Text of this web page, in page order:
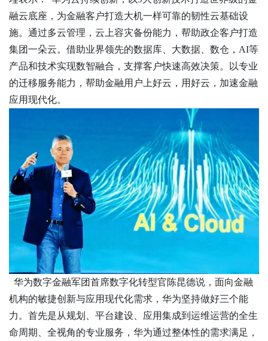
融云底座，为金融客户打造大机一样可靠的韧性云基础设
施。通过多云管理，云上容灾备份能力，帮助政企客户打造
集团一朵云。借助业界领先的数据库、大数据、数仓，AI等
产品和技术实现数智融合，支撑客户快速高效决策。以专业
的迁移服务能力，帮助金融用户上好云，用好云，加速金融
应用现代化。
华为数字金融军团首席数字化转型官陈昆德说，面向金融
机构的敏捷创新与应用现代化需求，华为坚持做好三个能
力。首先是从规划、平台建设、应用集成到运维运营的全生
命周期、全视角的专业服务，华为通过整体性的需求满足，